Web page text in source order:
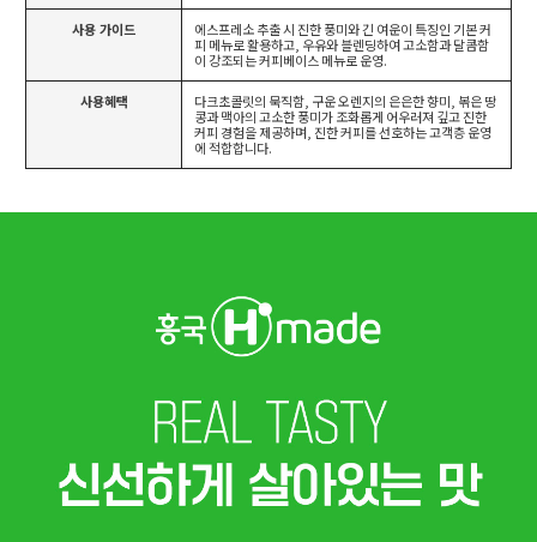
사용 가이드
에스프레소 추출 시 진한 풍미와 긴 여운이 특징인 기본 커
피 메뉴로 활용하고, 우유와 블렌딩하여 고소함과 달콤함
이 강조되는 커피베이스 메뉴로 운영.
사용혜택
다크초콜릿의 묵직함, 구운 오렌지의 은은한 향미, 볶은 땅
콩과 맥아의 고소한 풍미가 조화롭게 어우러져 깊고 진한
커피 경험을 제공하며, 진한 커피를 선호하는 고객층 운영
에 적합합니다.